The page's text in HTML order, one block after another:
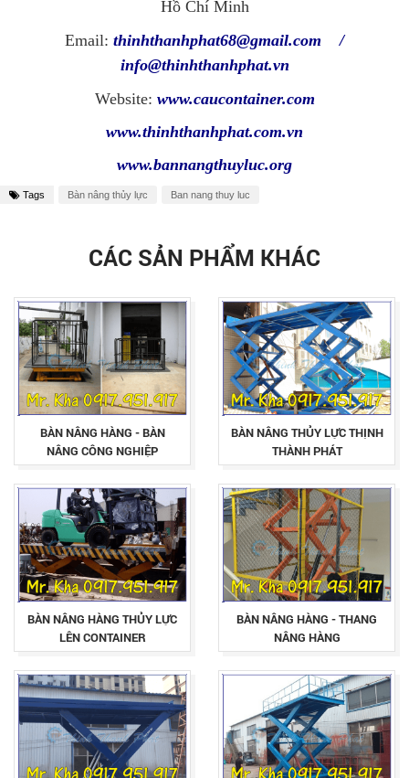
Hồ Chí Minh
Email: thinhthanhphat68@gmail.com /
info@thinhthanhphat.vn
Website: www.caucontainer.com
www.thinhthanhphat.com.vn
www.bannangthuyluc.org
Tags Bàn nâng thủy lực Ban nang thuy luc
CÁC SẢN PHẨM KHÁC
BÀN NÂNG HÀNG - BÀN
NÂNG CÔNG NGHIỆP
BÀN NÂNG THỦY LỰC THỊNH
THÀNH PHÁT
BÀN NÂNG HÀNG THỦY LỰC
LÊN CONTAINER
BÀN NÂNG HÀNG - THANG
NÂNG HÀNG